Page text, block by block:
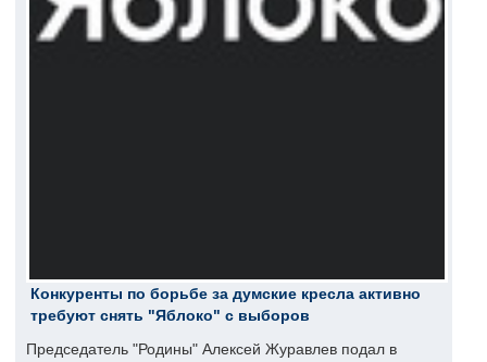
Конкуренты по борьбе за думские кресла активно
требуют снять "Яблоко" с выборов
Председатель "Родины" Алексей Журавлев подал в